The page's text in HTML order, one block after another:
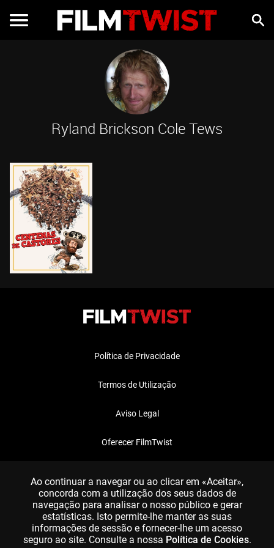
Ryland Brickson Cole Tews
Política de Privacidade
Termos de Utilização
Aviso Legal
Oferecer FilmTwist
Ao continuar a navegar ou ao clicar em «Aceitar»,
concorda com a utilização dos seus dados de
navegação para analisar o nosso público e gerar
estatísticas. Isto permite-lhe manter as suas
informações de sessão e fornecer-lhe um acesso
seguro ao site. Consulte a nossa Política de Cookies.